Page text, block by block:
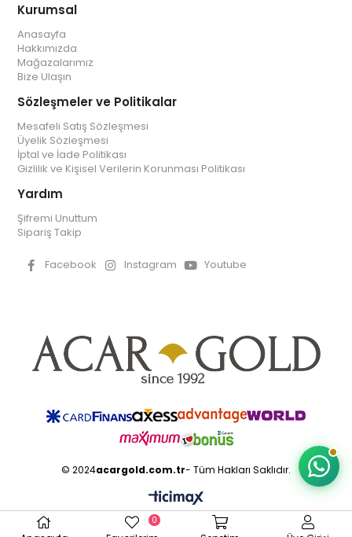
Kurumsal
Anasayfa
Hakkımızda
Mağazalarımız
Bize Ulaşın
Sözleşmeler ve Politikalar
Mesafeli Satış Sözleşmesi
Üyelik Sözleşmesi
İptal ve İade Politikası
Gizlilik ve Kişisel Verilerin Korunması Politikası
Yardım
Şifremi Unuttum
Sipariş Takip
Facebook Instagram Youtube
© 2024acargold.com.tr- Tüm Hakları Saklıdır.
0